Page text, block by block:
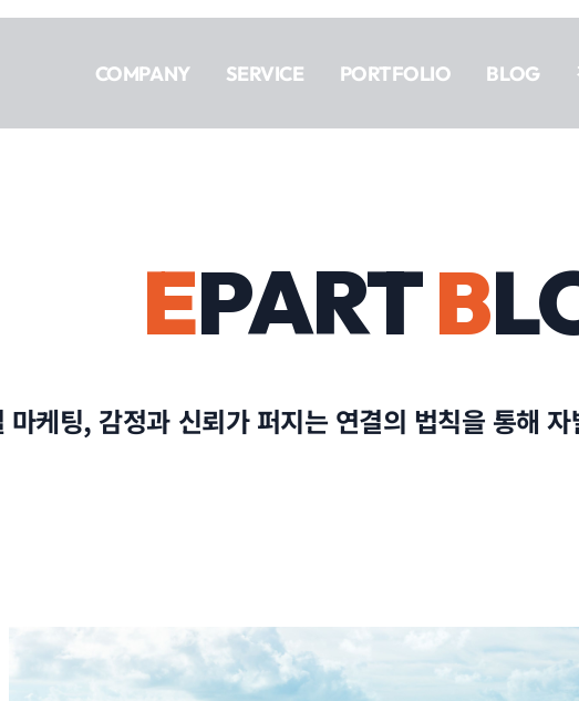
COMPANY SERVICE PORTFOLIO BLOG
EPARTB
마케팅, 감정과 신뢰가 퍼지는 연결의 법칙을 통해